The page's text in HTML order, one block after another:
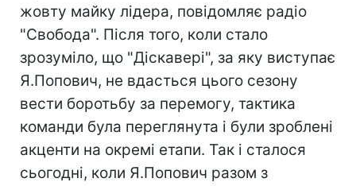
жовту майку лідера, повідомляє радіо
"Свобода". Після того, коли стало
зрозуміло, що "Діскавері", за яку виступає
Я.Попович, не вдасться цього сезону
вести боротьбу за перемогу, тактика
команди була переглянута і були зроблені
акценти на окремі етапи. Так і сталося
сьогодні, коли Я.Попович разом з